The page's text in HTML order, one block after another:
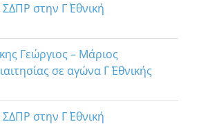
στην Γ΄ Εθνική
Γεώργιος – Μάριος
σε αγώνα Γ΄ Εθνικής
στην Γ΄ Εθνική